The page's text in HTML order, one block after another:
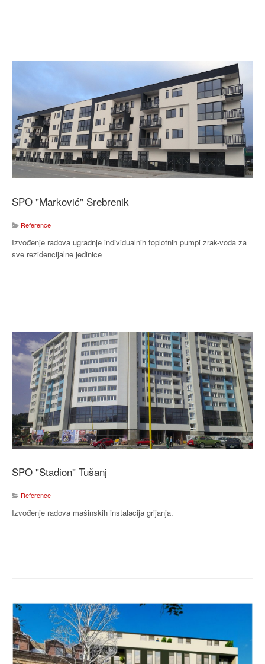
SPO "Marković" Srebrenik
Reference
Izvođenje radova ugradnje individualnih toplotnih pumpi zrak-voda za
sve rezidencijalne jedinice
SPO "Stadion" Tušanj
Reference
Izvođenje radova mašinskih instalacija grijanja.